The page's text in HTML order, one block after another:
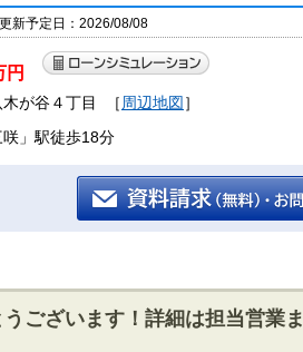
新予定日：2026/08/08
円
が谷４丁目 ［ 周辺地図 ］
」駅徒歩18分
うございます！詳細は担当営業